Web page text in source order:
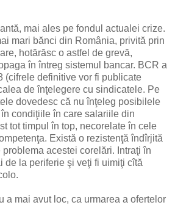
mai ales pe fondul actualei crize.
mari bănci din România, privită prin
hotărăsc o astfel de grevă,
în întreg sistemul bancar. BCR a
(cifrele definitive vor fi publicate
de înţelegere cu sindicatele. Pe
dovedesc că nu înţeleg posibilele
condiţiile în care salariile din
tot timpul în top, necorelate în cele
Există o rezistenţă îndîrjită
acestei corelări. Intraţi în
de la periferie şi veţi fi uimiţi cîtă
a mai avut loc, ca urmarea a ofertelor